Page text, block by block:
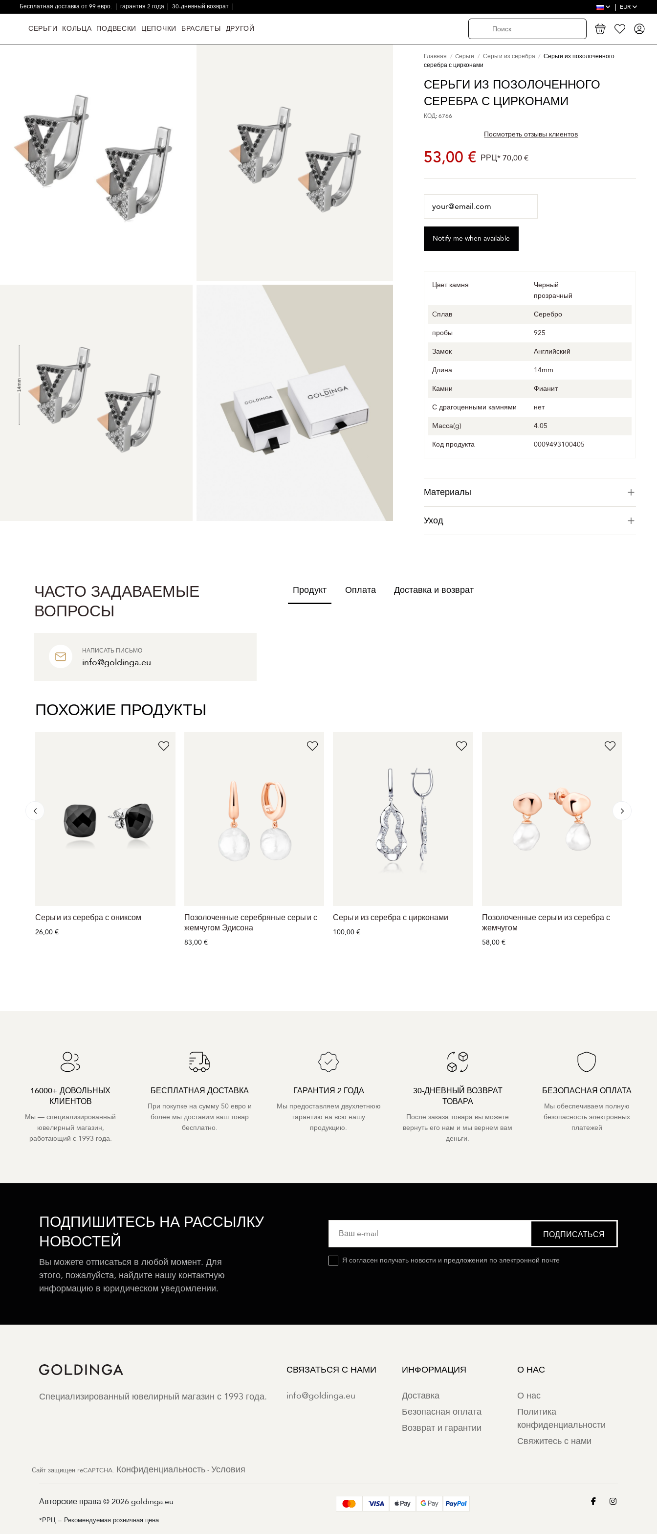
Бесплатная доставка от 99 евро. гарантия 2 года
30-дневный возврат
EUR
СЕРЬГИ КОЛЬЦА ПОДВЕСКИ ЦЕПОЧКИ БРАСЛЕТЫ ДРУГОЙ
Главная Cерьги Серьги из серебра
Серьги из позолоченного
серебра с цирконами
СЕРЬГИ ИЗ ПОЗОЛОЧЕННОГО
СЕРЕБРА С ЦИРКОНАМИ
КОД: 6766
Посмотреть отзывы клиентов
53,00 € РРЦ*70,00 €
Цвет камня
Черный
прозрачный
Cплав
Серебро
пробы
925
Замок
Английский
Длина
14mm
Камни
Фианит
С драгоценными камнями
нет
Mасса(g)
4.05
Код продукта
0009493100405
Материалы
Уход
ЧАСТО ЗАДАВАЕМЫЕ
ВОПРОСЫ
НАПИСАТЬ ПИСЬМО
info@goldinga.eu
Продукт Оплата Доставка и возврат
ПОХОЖИЕ ПРОДУКТЫ
Серьги из серебра с ониксом
26,00 €
Позолоченные серебряные серьги с
жемчугом Эдисона
83,00 €
Серьги из серебра с цирконами
100,00 €
Позолоченные серьги из серебра с
жемчугом
58,00 €
16000+ ДОВОЛЬНЫХ
КЛИЕНТОВ
Мы — специализированный
ювелирный магазин,
работающий с 1993 года.
БЕСПЛАТНАЯ ДОСТАВКА
При покупке на сумму 50 евро и
более мы доставим ваш товар
бесплатно.
ГАРАНТИЯ 2 ГОДА
Мы предоставляем двухлетнюю
гарантию на всю нашу
продукцию.
30-ДНЕВНЫЙ ВОЗВРАТ
ТОВАРА
После заказа товара вы можете
вернуть его нам и мы вернем вам
деньги.
БЕЗОПАСНАЯ ОПЛАТА
Мы обеспечиваем полную
безопасность электронных
платежей
ПОДПИШИТЕСЬ НА РАССЫЛКУ
НОВОСТЕЙ
Вы можете отписаться в любой момент. Для
этого, пожалуйста, найдите нашу контактную
информацию в юридическом уведомлении.
Я согласен получать новости и предложения по электронной почте
Специализированный ювелирный магазин с 1993 года.
СВЯЗАТЬСЯ С НАМИ
info@goldinga.eu
ИНФОРМАЦИЯ
Доставка
Безопасная оплата
Возврат и гарантии
О НАС
О нас
Политика
конфиденциальности
Свяжитесь с нами
Сайт защищен reCAPTCHA. Конфиденциальность - Условия
Авторские права © 2026 goldinga.eu
*РРЦ = Рекомендуемая розничная цена